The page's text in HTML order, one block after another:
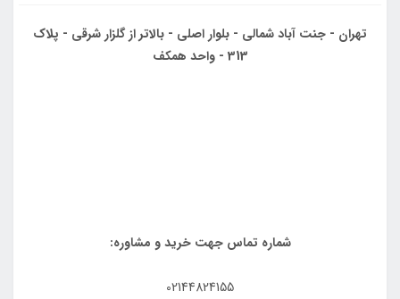
تهران - جنت آباد شمالی - بلوار اصلی - بالاتر از گلزار شرقی - پلاک
313 - واحد همکف
شماره تماس جهت خرید و مشاوره:
02144824155